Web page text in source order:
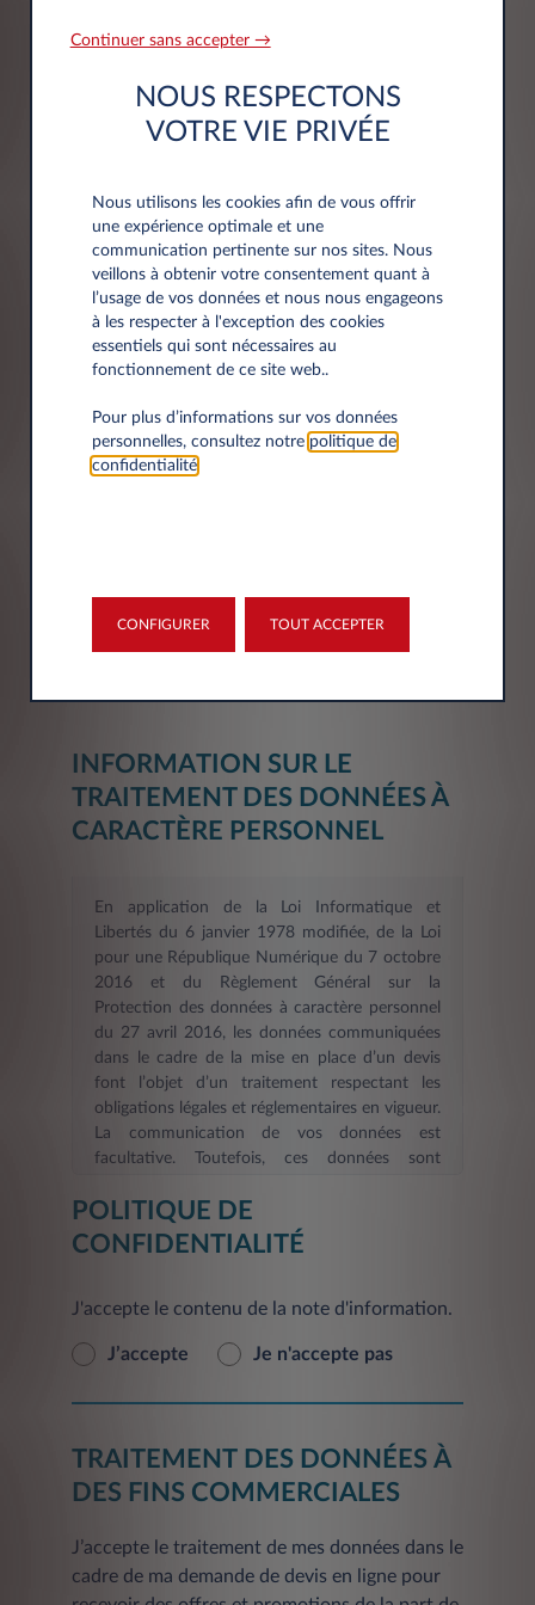
Adresse
Code postal*
INFORMATION SUR LE
TRAITEMENT DES DONNÉES À
CARACTÈRE PERSONNEL
En application de la Loi Informatique et
Libertés du 6 janvier 1978 modifiée, de la Loi
pour une République Numérique du 7 octobre
2016 et du Règlement Général sur la
Protection des données à caractère personnel
du 27 avril 2016, les données communiquées
dans le cadre de la mise en place d’un devis
font l’objet d’un traitement respectant les
obligations légales et réglementaires en vigueur.
La communication de vos données est
facultative. Toutefois, ces données sont
d’information et/ou de devis en ligne. La durée
de validité des informations fournies est de six
demande d’information et/ou constituer votre
signalées par un astérisque. En l’absence de ces
pas être pris en compte et vous ne pourrez pas
coordonnées sur le présent site ne constitue
en aucun cas un engagement contractuel et ne
sont celles en vigueur au moment de la mise
en ligne ou de la dernière mise à jour des
POLITIQUE DE
CONFIDENTIALITÉ
J'accepte le contenu de la note d'information.
J’accepte Je n'accepte pas
TRAITEMENT DES DONNÉES À
DES FINS COMMERCIALES
J’accepte le traitement de mes données dans le
cadre de ma demande de devis en ligne pour
Continuer sans accepter →
NOUS RESPECTONS
VOTRE VIE PRIVÉE
Nous utilisons les cookies afin de vous offrir
une expérience optimale et une
communication pertinente sur nos sites. Nous
veillons à obtenir votre consentement quant à
l’usage de vos données et nous nous engageons
à les respecter à l'exception des cookies
essentiels qui sont nécessaires au
fonctionnement de ce site web..
Pour plus d’informations sur vos données
personnelles, consultez notre politique de
confidentialité.
CONFIGURER TOUT ACCEPTER